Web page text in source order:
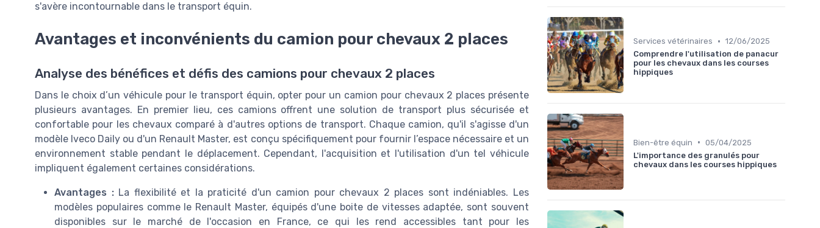
s'avère incontournable dans le transport équin.
Avantages et inconvénients du camion pour chevaux 2 places
Analyse des bénéfices et défis des camions pour chevaux 2 places
Dans le choix d’un véhicule pour le transport équin, opter pour un camion pour chevaux 2 places présente
plusieurs avantages. En premier lieu, ces camions offrent une solution de transport plus sécurisée et
confortable pour les chevaux comparé à d'autres options de transport. Chaque camion, qu'il s'agisse d'un
modèle Iveco Daily ou d'un Renault Master, est conçu spécifiquement pour fournir l’espace nécessaire et un
environnement stable pendant le déplacement. Cependant, l'acquisition et l'utilisation d'un tel véhicule
impliquent également certaines considérations.
Avantages :La flexibilité et la praticité d'un camion pour chevaux 2 places sont indéniables. Les
modèles populaires comme le Renault Master, équipés d'une boite de vitesses adaptée, sont souvent
disponibles sur le marché de l'occasion en France, ce qui les rend accessibles tant pour les
Services vétérinaires • 12/06/2025
Comprendre l'utilisation de panacur
pour les chevaux dans les courses
hippiques
Bien-être équin • 05/04/2025
L'importance des granulés pour
chevaux dans les courses hippiques